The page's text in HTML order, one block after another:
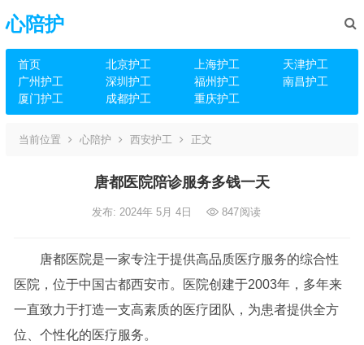
心陪护
首页 北京护工 上海护工
天津护工
广州护工
深圳护工 福州护工
南昌护工
厦门护工
成都护工 重庆护工
当前位置 心陪护 西安护工 正文
唐都医院陪诊服务多钱一天
发布: 2024年 5月 4日 847阅读
唐都医院是一家专注于提供高品质医疗服务的综合性
医院，位于中国古都西安市。医院创建于2003年，多年来
一直致力于打造一支高素质的医疗团队，为患者提供全方
位、个性化的医疗服务。